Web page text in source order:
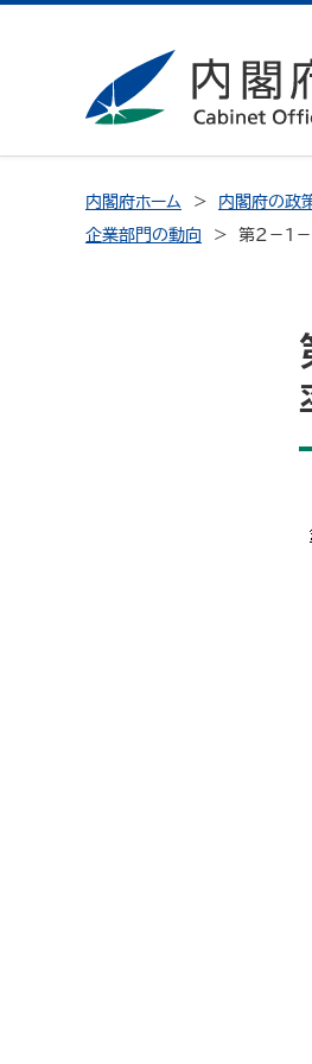
内閣府ホーム 内閣府の政
企業部門の動向
第２－１